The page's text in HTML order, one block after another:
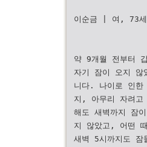
이순금 | 여, 73
약 9개월 전부터
자기 잠이 오지 않
니다. 나이로 인한
지, 아무리 자려고
해도 새벽까지 잠
지 않았고, 어떤
새벽 5시까지도